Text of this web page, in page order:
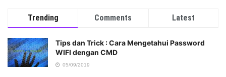
Trending Comments Latest
Tips dan Trick : Cara Mengetahui Password
WIFI dengan CMD
05/09/2019